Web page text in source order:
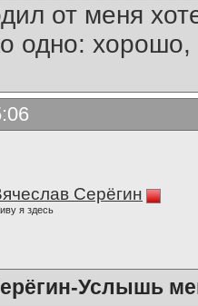
от меня
одно:
Серёгин
я здесь
Услышь